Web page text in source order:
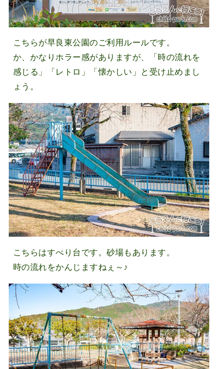
こちらが早良東公園のご利用ルールです。
か、かなりホラー感がありますが、「時の流れを
感じる」「レトロ」「懐かしい」と受け止めまし
ょう。
こちらはすべり台です。砂場もあります。
時の流れをかんじますねぇ～♪